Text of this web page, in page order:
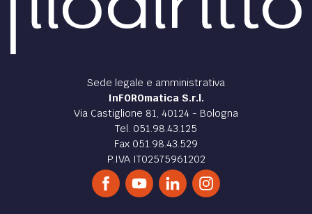
Sede legale e amministrativa
InFOROmatica S.r.l.
Via Castiglione 81, 40124 - Bologna
Tel. 051.98.43.125
Fax 051.98.43.529
P.IVA IT02575961202